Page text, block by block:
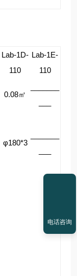
Lab-1D-
110
Lab-1E-
110
0.08㎡
φ180*3
电话咨询